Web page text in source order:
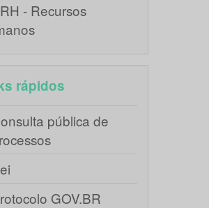
- Recursos
rápidos
pública de
GOV.BR